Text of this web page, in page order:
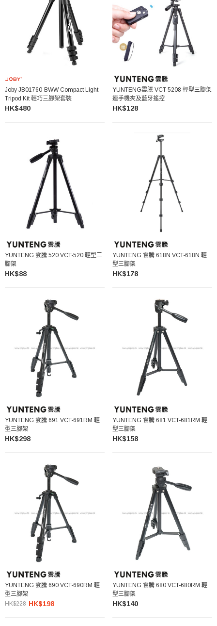
Joby JB01760-BWW Compact Light
Tripod Kit 輕巧三腳架套裝
HK$480
YUNTENG雲騰 VCT-5208 輕型三腳架
連手機夾及藍牙搖控
HK$128
YUNTENG 雲騰 520 VCT-520 輕型三
腳架
HK$88
YUNTENG 雲騰 618N VCT-618N 輕
型三腳架
HK$178
YUNTENG 雲騰 691 VCT-691RM 輕
型三腳架
HK$298
YUNTENG 雲騰 681 VCT-681RM 輕
型三腳架
HK$158
YUNTENG 雲騰 690 VCT-690RM 輕
型三腳架
HK$228 HK$198
YUNTENG 雲騰 680 VCT-680RM 輕
型三腳架
HK$140